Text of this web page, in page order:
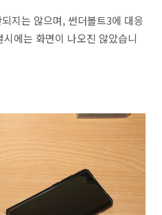
지는 않으며, 썬더볼트3에 대응
에는 화면이 나오진 않았습니